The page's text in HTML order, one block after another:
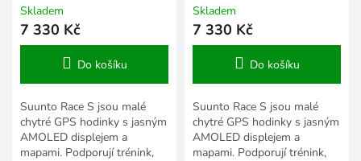
Skladem
7 330 Kč
Do košíku
Suunto Race S jsou malé
chytré GPS hodinky s jasným
AMOLED displejem a
mapami. Podporují trénink,
Skladem
7 330 Kč
Do košíku
Suunto Race S jsou malé
chytré GPS hodinky s jasným
AMOLED displejem a
mapami. Podporují trénink,